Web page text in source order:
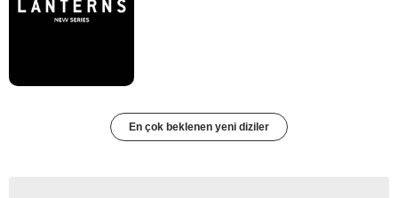
En çok beklenen yeni diziler